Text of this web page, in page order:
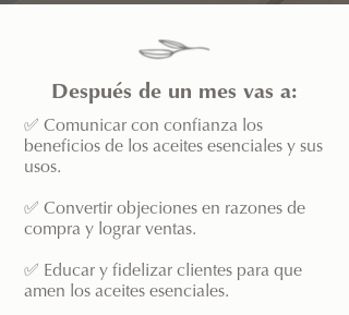
Después de un mes vas a:
✅ Comunicar con confianza los
beneficios de los aceites esenciales y sus
usos.
✅ Convertir objeciones en razones de
compra y lograr ventas.
✅ Educar y fidelizar clientes para que
amen los aceites esenciales.